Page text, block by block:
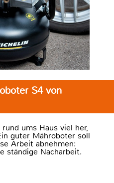
S4 von
ums Haus viel her,
guter Mähroboter soll
Arbeit abnehmen:
ständige Nacharbeit.